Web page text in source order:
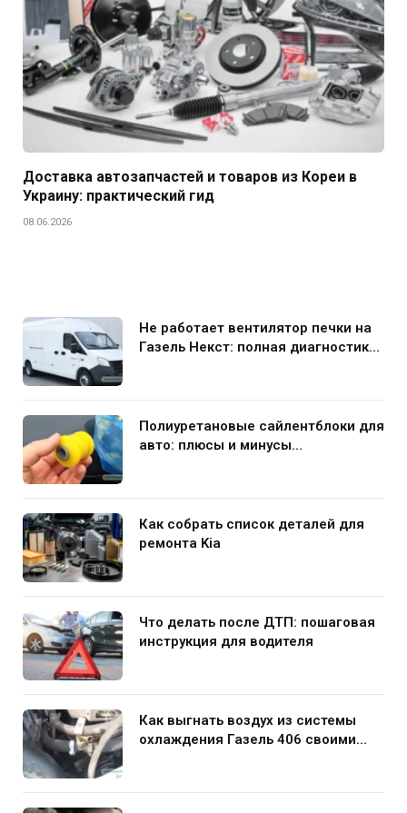
Доставка автозапчастей и товаров из Кореи в
Украину: практический гид
08.06.2026
Не работает вентилятор печки на
Газель Некст: полная диагностика
Полиуретановые сайлентблоки для
авто: плюсы и минусы
Как собрать список деталей для
ремонта Kia
Что делать после ДТП: пошаговая
инструкция для водителя
Как выгнать воздух из системы
охлаждения Газель 406 своими